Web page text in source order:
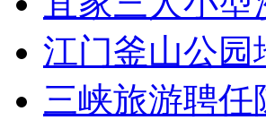
江门釜山公园
三峡旅游聘